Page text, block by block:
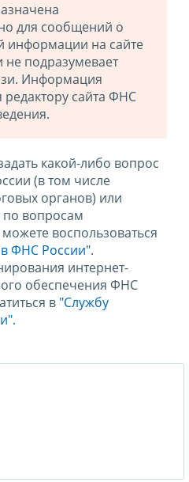
для сообщений о
информации на сайте
подразумевает
Информация
редактору сайта ФНС
какой-либо вопрос
(в том числе
органов) или
по вопросам
воспользоваться
ФНС России".
интернет-
обеспечения ФНС
в "Службу